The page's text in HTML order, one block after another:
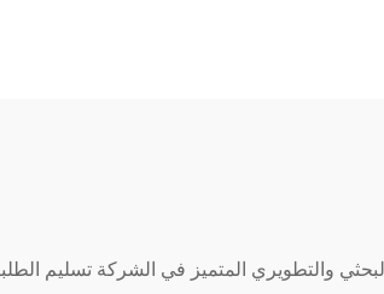
والتطويري المتميز في الشركة تسليم